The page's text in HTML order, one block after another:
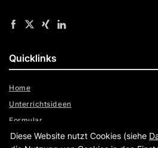
Quicklinks
Home
Unterrichtsideen
Formular
Admin
Diese Website nutzt Cookies (siehe